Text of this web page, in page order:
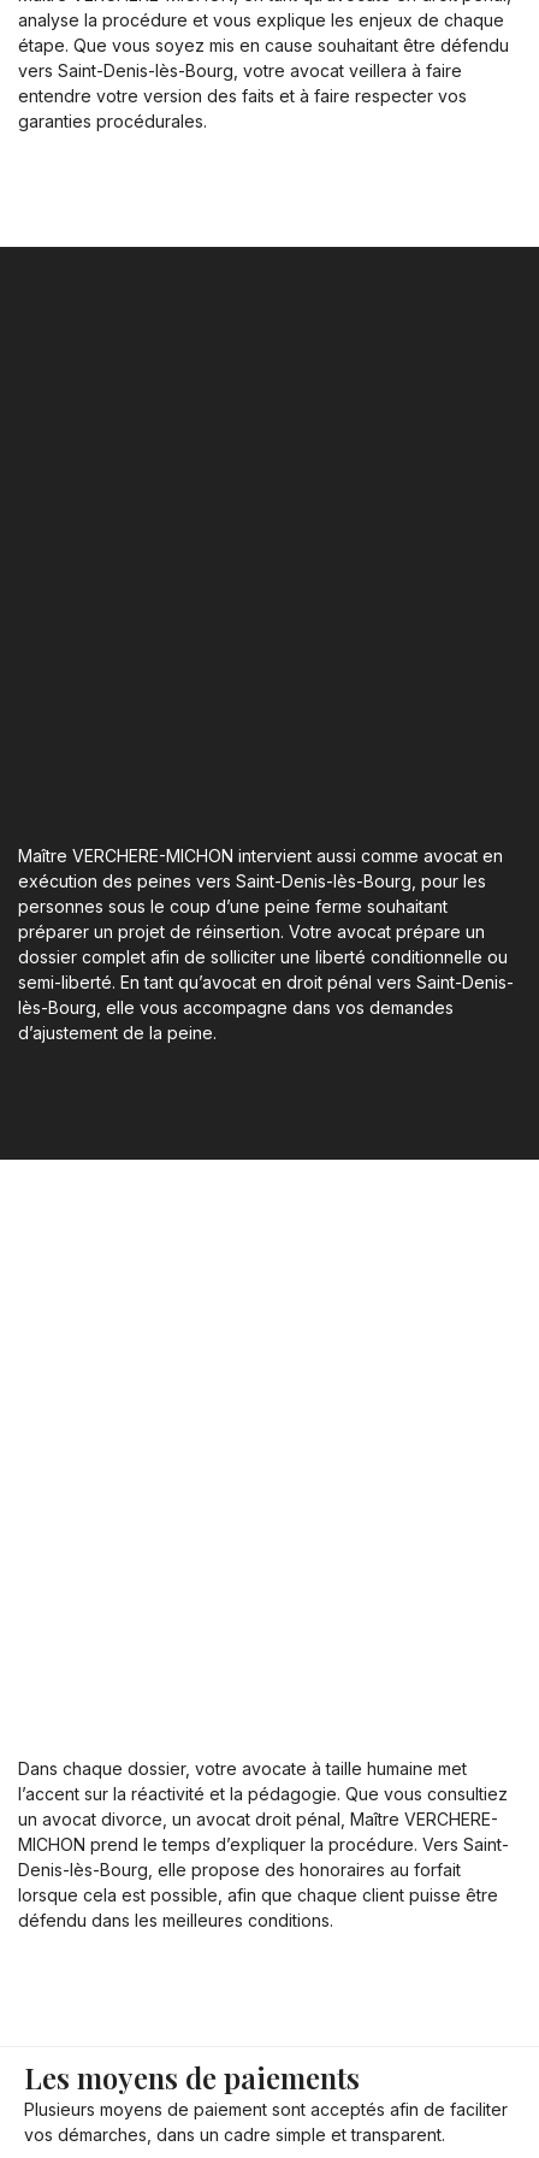
analyse la procédure et vous explique les enjeux de chaque
étape. Que vous soyez mis en cause souhaitant être défendu
vers Saint-Denis-lès-Bourg, votre avocat veillera à faire
entendre votre version des faits et à faire respecter vos
garanties procédurales.
Maître VERCHERE-MICHON intervient aussi comme avocat en
exécution des peines vers Saint-Denis-lès-Bourg, pour les
personnes sous le coup d’une peine ferme souhaitant
préparer un projet de réinsertion. Votre avocat prépare un
dossier complet afin de solliciter une liberté conditionnelle ou
semi-liberté. En tant qu’avocat en droit pénal vers Saint-Denis-
lès-Bourg, elle vous accompagne dans vos demandes
d’ajustement de la peine.
Dans chaque dossier, votre avocate à taille humaine met
l’accent sur la réactivité et la pédagogie. Que vous consultiez
un avocat divorce, un avocat droit pénal, Maître VERCHERE-
MICHON prend le temps d’expliquer la procédure. Vers Saint-
Denis-lès-Bourg, elle propose des honoraires au forfait
lorsque cela est possible, afin que chaque client puisse être
défendu dans les meilleures conditions.
Les moyens de paiements
Plusieurs moyens de paiement sont acceptés afin de faciliter
vos démarches, dans un cadre simple et transparent.